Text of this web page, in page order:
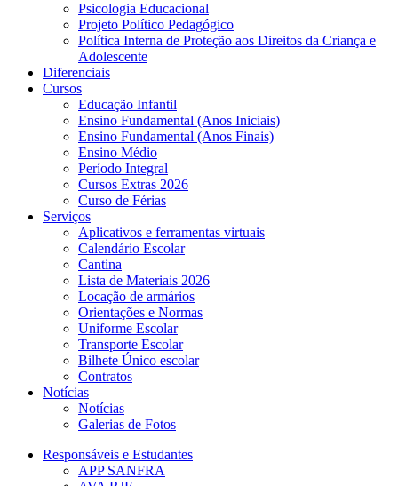
Psicologia Educacional
Projeto Político Pedagógico
Política Interna de Proteção aos Direitos da Criança e
Adolescente
Diferenciais
Cursos
Educação Infantil
Ensino Fundamental (Anos Iniciais)
Ensino Fundamental (Anos Finais)
Ensino Médio
Período Integral
Cursos Extras 2026
Curso de Férias
Serviços
Aplicativos e ferramentas virtuais
Calendário Escolar
Cantina
Lista de Materiais 2026
Locação de armários
Orientações e Normas
Uniforme Escolar
Transporte Escolar
Bilhete Único escolar
Contratos
Notícias
Notícias
Galerias de Fotos
Responsáveis e Estudantes
APP SANFRA